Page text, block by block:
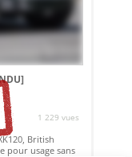
1 229 vues
British
pour usage sans